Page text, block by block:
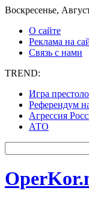
Воскресенье,
О сайте
Реклама на
Связь с нами
TREND:
Игра
Референдум
Агрессия
АТО